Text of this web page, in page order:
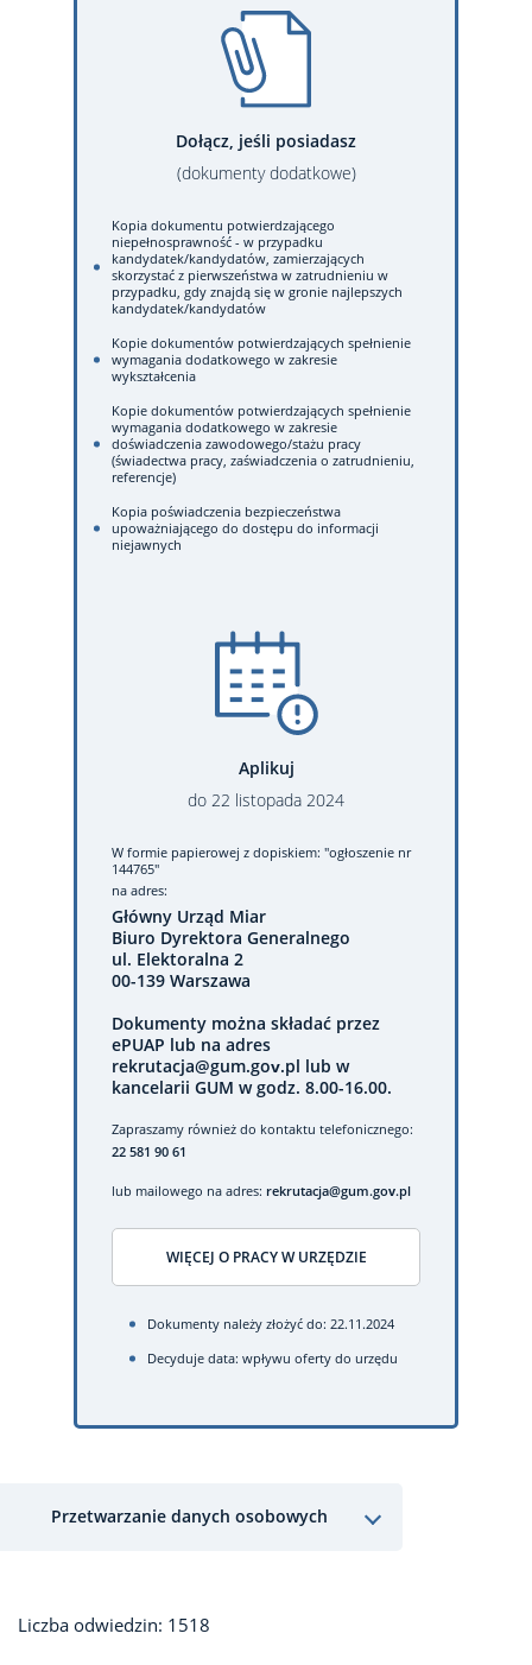
Dołącz, jeśli posiadasz
(dokumenty dodatkowe)
Kopia dokumentu potwierdzającego
niepełnosprawność - w przypadku
kandydatek/kandydatów, zamierzających
skorzystać z pierwszeństwa w zatrudnieniu w
przypadku, gdy znajdą się w gronie najlepszych
kandydatek/kandydatów
Kopie dokumentów potwierdzających spełnienie
wymagania dodatkowego w zakresie
wykształcenia
Kopie dokumentów potwierdzających spełnienie
wymagania dodatkowego w zakresie
doświadczenia zawodowego/stażu pracy
(świadectwa pracy, zaświadczenia o zatrudnieniu,
referencje)
Kopia poświadczenia bezpieczeństwa
upoważniającego do dostępu do informacji
niejawnych
Aplikuj
do 22 listopada 2024
W formie papierowej z dopiskiem: "ogłoszenie nr
144765"
na adres:
Główny Urząd Miar
Biuro Dyrektora Generalnego
ul. Elektoralna 2
00-139 Warszawa
Dokumenty można składać przez
ePUAP lub na adres
rekrutacja@gum.gov.pl lub w
kancelarii GUM w godz. 8.00-16.00.
Zapraszamy również do kontaktu telefonicznego:
22 581 90 61
lub mailowego na adres: rekrutacja@gum.gov.pl
WIĘCEJ O PRACY W URZĘDZIE
Dokumenty należy złożyć do: 22.11.2024
Decyduje data: wpływu oferty do urzędu
Przetwarzanie danych osobowych
Liczba odwiedzin: 1518